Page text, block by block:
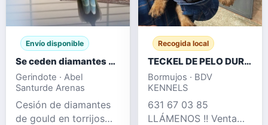
Envío disponible
Se ceden diamantes de Gould
Gerindote · Abel
Santurde Arenas
Cesión de diamantes
de gould en torrijos
Recogida local
TECKEL DE PELO DURO OFERTA DESDE 350 €
Bormujos · BDV
KENNELS
631 67 03 85
LLÁMENOS !! Venta